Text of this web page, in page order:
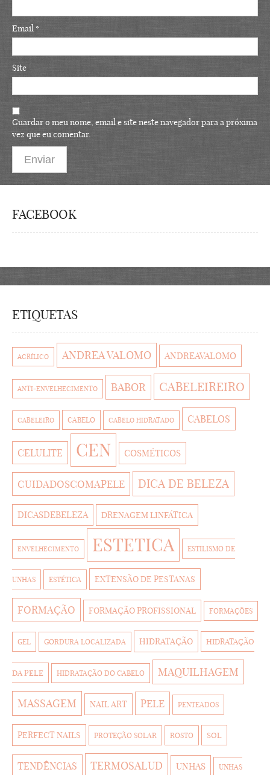
Email *
Site
Guardar o meu nome, email e site neste navegador para a próxima
vez que eu comentar.
FACEBOOK
ETIQUETAS
ACRÍLICO ANDREA VALOMO ANDREAVALOMO
ANTI-ENVELHECIMENTO BABOR CABELEIREIRO
CABELEIRO CABELO CABELO HIDRATADO CABELOS
CELULITE CEN COSMÉTICOS
CUIDADOSCOMAPELE DICA DE BELEZA
DICASDEBELEZA DRENAGEM LINFÁTICA
ENVELHECIMENTO ESTETICA ESTILISMO DE
UNHAS ESTÉTICA EXTENSÃO DE PESTANAS
FORMAÇÃO FORMAÇÃO PROFISSIONAL FORMAÇÕES
GEL GORDURA LOCALIZADA HIDRATAÇÃO HIDRATAÇÃO
DA PELE HIDRATAÇÃO DO CABELO MAQUILHAGEM
MASSAGEM NAIL ART PELE PENTEADOS
PERFECT NAILS PROTEÇÃO SOLAR ROSTO SOL
TENDÊNCIAS TERMOSALUD UNHAS UNHAS